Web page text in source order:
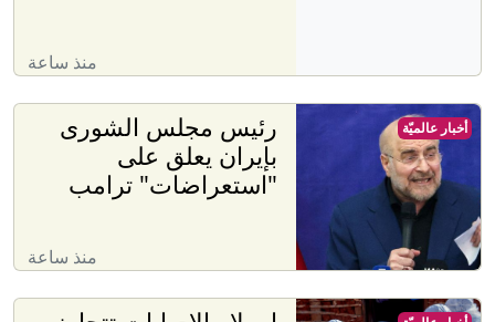
منذ ساعة
رئيس مجلس الشورى
بإيران يعلق على
"استعراضات" ترامب
منذ ساعة
أخبار عالميّة